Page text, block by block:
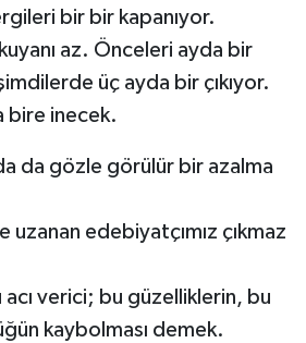
bir bir kapanıyor.
az. Önceleri ayda bir
üç ayda bir çıkıyor.
bire inecek.
da gözle görülür bir azalma
uzanan edebiyatçımız çıkmaz
acı verici; bu güzelliklerin, bu
kaybolması demek.